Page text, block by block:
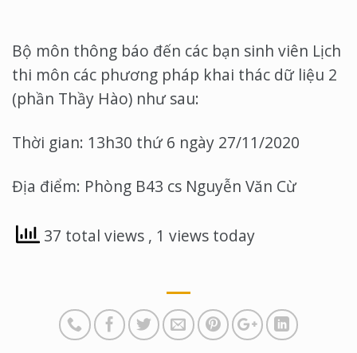
Bộ môn thông báo đến các bạn sinh viên Lịch
thi môn các phương pháp khai thác dữ liệu 2
(phần Thầy Hào) như sau:
Thời gian: 13h30 thứ 6 ngày 27/11/2020
Địa điểm: Phòng B43 cs Nguyễn Văn Cừ
37 total views , 1 views today